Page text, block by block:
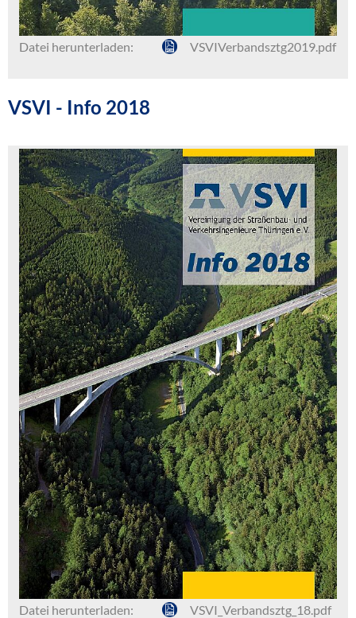
Datei herunterladen: VSVIVerbandsztg2019.pdf
VSVI - Info 2018
Datei herunterladen: VSVI_Verbandsztg_18.pdf